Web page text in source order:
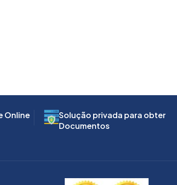
Online
Solução privada para obter
Documentos